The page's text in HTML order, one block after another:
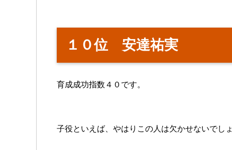
１０位 安達祐実
育成成功指数４０です。
子役といえば、やはりこの人は欠かせないでしょ